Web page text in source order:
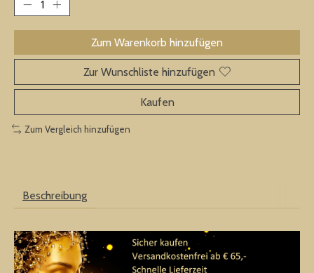
Zum Warenkorb hinzufügen
Zur Wunschliste hinzufügen
Kaufen
Zum Vergleich hinzufügen
Beschreibung